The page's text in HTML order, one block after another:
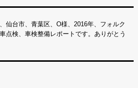
仙台市、青葉区、O様、2016年、フォルク
点検、車検整備レポートです。ありがとう